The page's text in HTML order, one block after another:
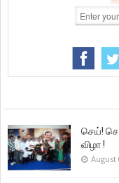
செய்!
விழா !
August